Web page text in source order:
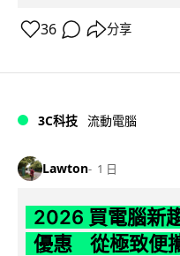
36 分享
3C科技 流動電腦
Lawton 1 日
2026 買電腦新
優惠 從極致便